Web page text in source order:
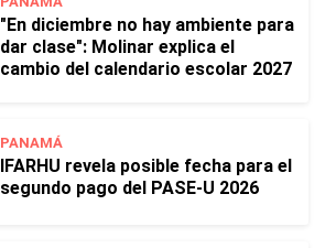
"En diciembre no hay ambiente para
dar clase": Molinar explica el
cambio del calendario escolar 2027
PANAMÁ
IFARHU revela posible fecha para el
segundo pago del PASE-U 2026